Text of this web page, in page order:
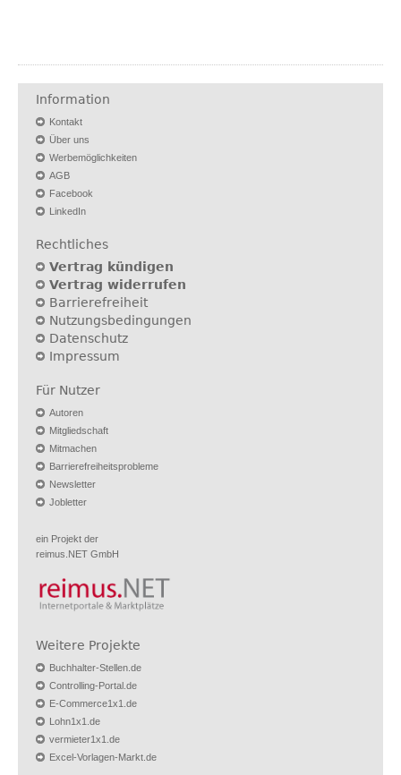
Information
Kontakt
Über uns
Werbemöglichkeiten
AGB
Facebook
LinkedIn
Rechtliches
Vertrag kündigen
Vertrag widerrufen
Barrierefreiheit
Nutzungsbedingungen
Datenschutz
Impressum
Für Nutzer
Autoren
Mitgliedschaft
Mitmachen
Barrierefreiheitsprobleme
Newsletter
Jobletter
ein Projekt der
reimus.NET GmbH
Weitere Projekte
Buchhalter-Stellen.de
Controlling-Portal.de
E-Commerce1x1.de
Lohn1x1.de
vermieter1x1.de
Excel-Vorlagen-Markt.de